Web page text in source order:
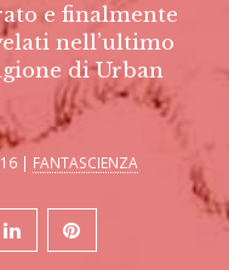
e finalmente
nell’ultimo
di Urban
| FANTASCIENZA